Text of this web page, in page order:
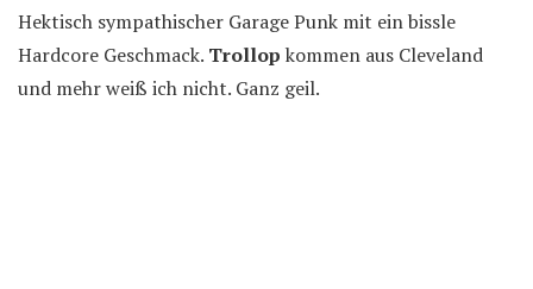
Hektisch sympathischer Garage Punk mit ein bissle
Hardcore Geschmack. Trollop kommen aus Cleveland
und mehr weiß ich nicht. Ganz geil.